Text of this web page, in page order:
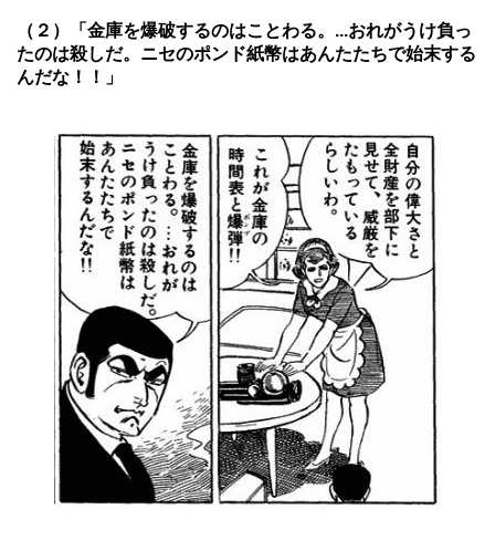
（２）「金庫を爆破するのはことわる。...おれがうけ負っ
たのは殺しだ。ニセのポンド紙幣はあんたたちで始末する
んだな！！」